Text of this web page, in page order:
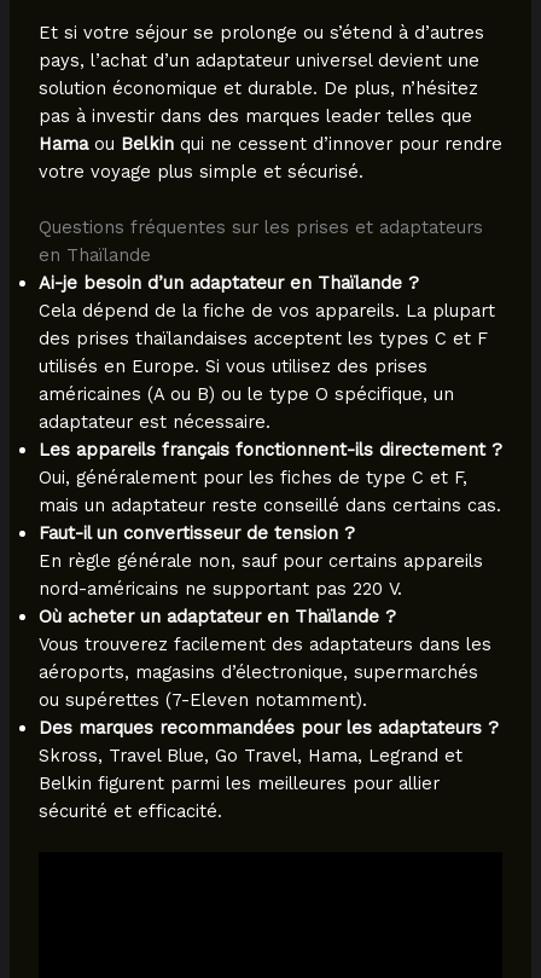
Et si votre séjour se prolonge ou s’étend à d’autres
pays, l’achat d’un adaptateur universel devient une
solution économique et durable. De plus, n’hésitez
pas à investir dans des marques leader telles que
Hamaou Belkinqui ne cessent d’innover pour rendre
votre voyage plus simple et sécurisé.
Questions fréquentes sur les prises et adaptateurs
en Thaïlande
Ai-je besoin d’un adaptateur en Thaïlande ?
Cela dépend de la fiche de vos appareils. La plupart
des prises thaïlandaises acceptent les types C et F
utilisés en Europe. Si vous utilisez des prises
américaines (A ou B) ou le type O spécifique, un
adaptateur est nécessaire.
Les appareils français fonctionnent-ils directement ?
Oui, généralement pour les fiches de type C et F,
mais un adaptateur reste conseillé dans certains cas.
Faut-il un convertisseur de tension ?
En règle générale non, sauf pour certains appareils
nord-américains ne supportant pas 220 V.
Où acheter un adaptateur en Thaïlande ?
Vous trouverez facilement des adaptateurs dans les
aéroports, magasins d’électronique, supermarchés
ou supérettes (7-Eleven notamment).
Des marques recommandées pour les adaptateurs ?
Skross, Travel Blue, Go Travel, Hama, Legrand et
Belkin figurent parmi les meilleures pour allier
sécurité et efficacité.